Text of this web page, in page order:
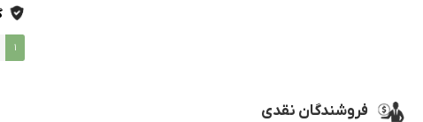
۱
فروشندگان نقدی